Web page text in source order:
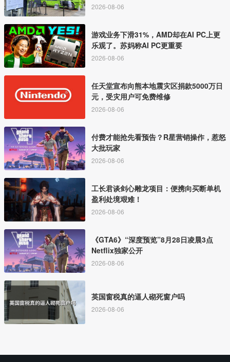
2026-08-06
游戏业务下滑31%，AMD却在AI PC上更
乐观了。苏妈称AI PC更重要
2026-08-06
任天堂宣布向熊本地震灾区捐款5000万日
元，受灾用户可免费维修
2026-08-06
付费才能抢先看预告？R星营销操作，惹怒
大批玩家
2026-08-06
工长君谈剑心雕龙项目：便携向买断单机
盈利处境艰难！
2026-08-06
《GTA6》“深度预览”8月28日凌晨3点
Netflix独家公开
2026-08-06
英国窗税真的逼人砌死窗户吗
2026-08-06